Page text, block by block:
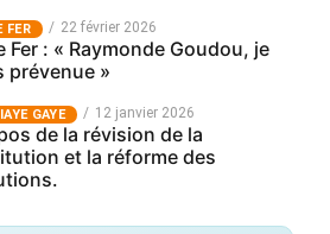
FER 22 février 2026
Fer : « Raymonde Goudou, je
prévenue »
GAYE 12 janvier 2026
de la révision de la
et la réforme des